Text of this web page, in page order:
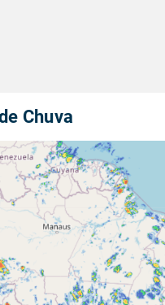
Chuva